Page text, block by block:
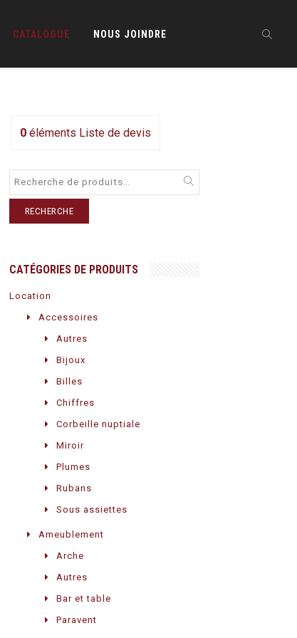
CATALOGUE NOUS JOINDRE
0éléments Liste de devis
RECHERCHE
CATÉGORIES DE PRODUITS
Location
Accessoires
Autres
Bijoux
Billes
Chiffres
Corbeille nuptiale
Miroir
Plumes
Rubans
Sous assiettes
Ameublement
Arche
Autres
Bar et table
Paravent